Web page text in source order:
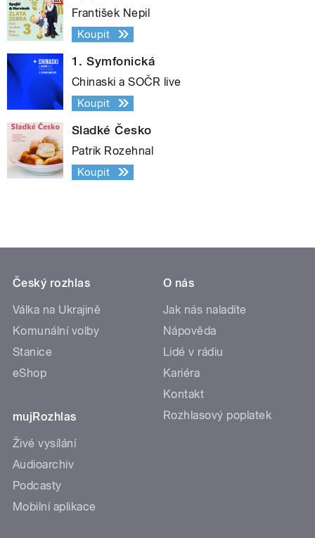
František Nepil
Koupit
1. Symfonická
Chinaski a SOČR live
Koupit
Sladké Česko
Patrik Rozehnal
Koupit
Český rozhlas
Válka na Ukrajině
Komunální volby
Stanice
eShop
mujRozhlas
Živé vysílání
Audioarchiv
Podcasty
Mobilní aplikace
O nás
Jak nás naladíte
Nápověda
Lidé v rádiu
Kariéra
Kontakt
Rozhlasový poplatek